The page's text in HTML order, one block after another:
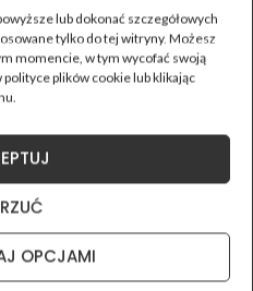
lub dokonać szczegółowych
tylko do tej witryny. Możesz
momencie, w tym wycofać swoją
plików cookie lub klikając
OPCJAMI